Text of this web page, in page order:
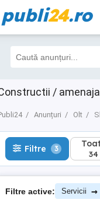
publi24.ro
/
Anunțuri Olt
Filtre 3 Toate
34
Filtre 3
34
Filtre active: Servicii →